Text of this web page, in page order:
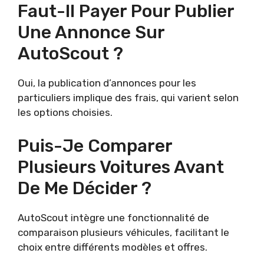
Faut-Il Payer Pour Publier
Une Annonce Sur
AutoScout ?
Oui, la publication d’annonces pour les
particuliers implique des frais, qui varient selon
les options choisies.
Puis-Je Comparer
Plusieurs Voitures Avant
De Me Décider ?
AutoScout intègre une fonctionnalité de
comparaison plusieurs véhicules, facilitant le
choix entre différents modèles et offres.